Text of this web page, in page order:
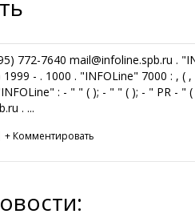
772-7640 mail@infoline.spb.ru .
- . 1000 . "INFOLine" 7000 : , ( ,
: - " " ( ); - " " ( ); - " PR - " (
. ...
+ Комментировать